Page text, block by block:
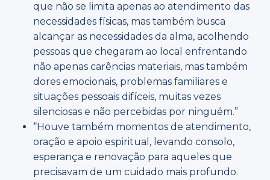
que não se limita apenas ao atendimento das
necessidades físicas, mas também busca
alcançar as necessidades da alma, acolhendo
pessoas que chegaram ao local enfrentando
não apenas carências materiais, mas também
dores emocionais, problemas familiares e
situações pessoais difíceis, muitas vezes
silenciosas e não percebidas por ninguém.”
“Houve também momentos de atendimento,
oração e apoio espiritual, levando consolo,
esperança e renovação para aqueles que
precisavam de um cuidado mais profundo.